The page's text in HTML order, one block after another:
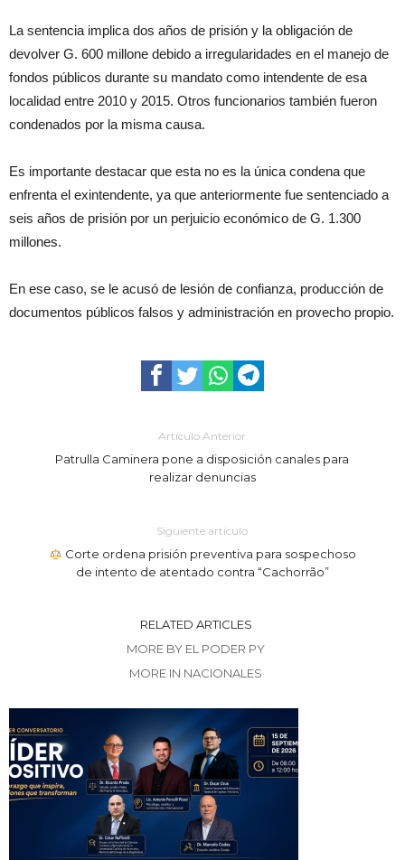
La sentencia implica dos años de prisión y la obligación de
devolver G. 600 millone debido a irregularidades en el manejo de
fondos públicos durante su mandato como intendente de esa
localidad entre 2010 y 2015. Otros funcionarios también fueron
condenados por la misma causa.
Es importante destacar que esta no es la única condena que
enfrenta el exintendente, ya que anteriormente fue sentenciado a
seis años de prisión por un perjuicio económico de G. 1.300
millones.
En ese caso, se le acusó de lesión de confianza, producción de
documentos públicos falsos y administración en provecho propio.
Artículo Anterior
Patrulla Caminera pone a disposición canales para
realizar denuncias
Siguiente artículo
Corte ordena prisión preventiva para sospechoso
de intento de atentado contra “Cachorrão”
RELATED ARTICLES
MORE BY EL PODER PY
MORE IN NACIONALES